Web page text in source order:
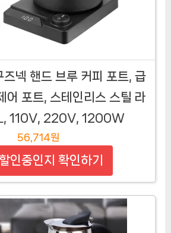
즈넥 핸드 브루 커피 포트, 급
어 포트, 스테인리스 스틸 라
110V, 220V, 1200W
56,714원
인중인지 확인하기